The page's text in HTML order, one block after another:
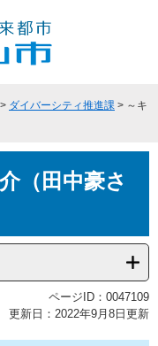
> ダイバーシティ推進課 > ～キ
（田中豪さ
ページID：0047109
更新日：2022年9月8日更新